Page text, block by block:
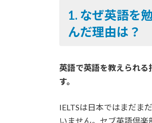
1. なぜ英語を
んだ理由は？
英語で英語を教えられる
す。
IELTSは日本ではまだま
いません。セブ英語倶